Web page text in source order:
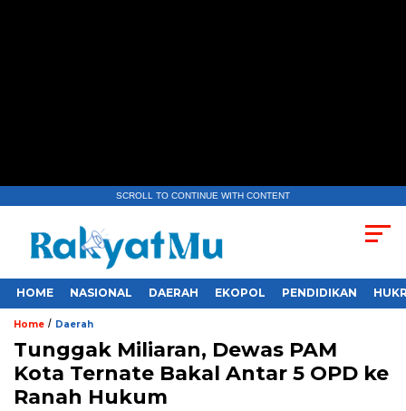
SCROLL TO CONTINUE WITH CONTENT
HOME NASIONAL DAERAH EKOPOL PENDIDIKAN
Home / Daerah
Tunggak Miliaran, Dewas PAM
Kota Ternate Bakal Antar 5 OPD ke
Ranah Hukum